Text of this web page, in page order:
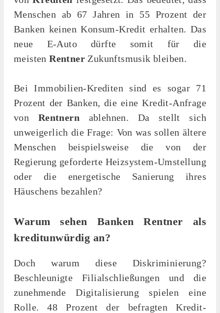
Menschen ab 67 Jahren in 55 Prozent der
Banken keinen Konsum-Kredit erhalten. Das
neue E-Auto dürfte somit für die
meistenRentner Zukunftsmusik bleiben.
Bei Immobilien-Krediten sind es sogar 71
Prozent der Banken, die eine Kredit-Anfrage
von Rentnern ablehnen. Da stellt sich
unweigerlich die Frage: Von was sollen ältere
Menschen beispielsweise die von der
Regierung geforderte Heizsystem-Umstellung
oder die energetische Sanierung ihres
Häuschens bezahlen?
Warum sehen Banken Rentner als
kreditunwürdig an?
Doch warum diese Diskriminierung?
Beschleunigte Filialschließungen und die
zunehmende Digitalisierung spielen eine
Rolle. 48 Prozent der befragten Kredit-